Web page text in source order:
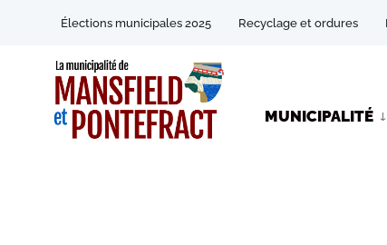
Élections municipales 2025 Recyclage et ordures
MUNICIPALITÉ